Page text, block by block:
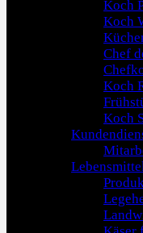
Koch
Koch
Chef
Koch
Koch